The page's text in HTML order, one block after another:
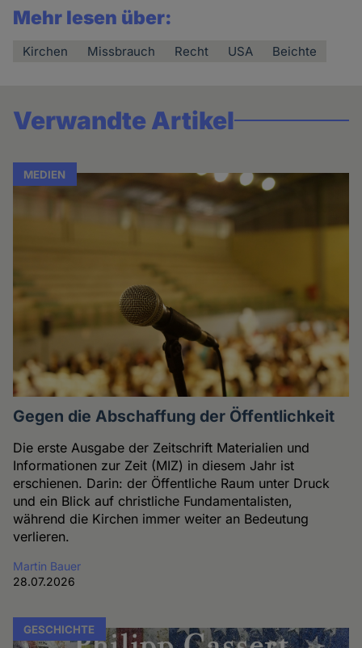
Mehr lesen über:
Kirchen Missbrauch Recht USA Beichte
Verwandte Artikel
MEDIEN
Gegen die Abschaffung der Öffentlichkeit
Die erste Ausgabe der Zeitschrift Materialien und
Informationen zur Zeit (MIZ) in diesem Jahr ist
erschienen. Darin: der Öffentliche Raum unter Druck
und ein Blick auf christliche Fundamentalisten,
während die Kirchen immer weiter an Bedeutung
verlieren.
Martin Bauer
28.07.2026
GESCHICHTE